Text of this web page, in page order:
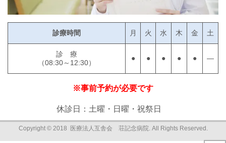
診療時間 月 火 水 木 金 土
診 療
（08:30～12:30）
● ● ● ● ● ―
※事前予約が必要です
休診日：土曜・日曜・祝祭日
Copyright © 2018 医療法人互舎会 荘記念病院. All Rights Reserved.